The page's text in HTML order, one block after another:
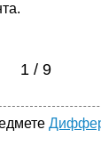
1 / 9